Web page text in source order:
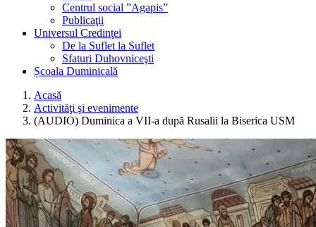
Centrul social ”Agapis”
Publicaţii
Universul Credinţei
De la Suflet la Suflet
Sfaturi Duhovniceşti
Școala Duminicală
Acasă
Activităţi şi evenimente
(AUDIO) Duminica a VII-a după Rusalii la Biserica USM